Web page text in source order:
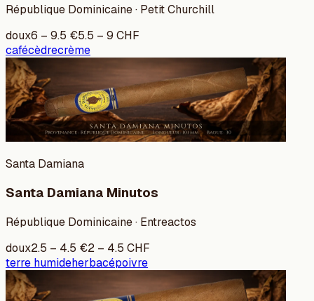
République Dominicaine · Petit Churchill
doux6 – 9.5 €5.5 – 9 CHF
cafécèdrecrème
Santa Damiana
Santa Damiana Minutos
République Dominicaine · Entreactos
doux2.5 – 4.5 €2 – 4.5 CHF
terre humideherbacépoivre